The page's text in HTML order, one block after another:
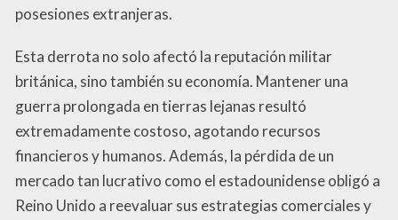
posesiones extranjeras.
Esta derrota no solo afectó la reputación militar
británica, sino también su economía. Mantener una
guerra prolongada en tierras lejanas resultó
extremadamente costoso, agotando recursos
financieros y humanos. Además, la pérdida de un
mercado tan lucrativo como el estadounidense obligó a
Reino Unido a reevaluar sus estrategias comerciales y